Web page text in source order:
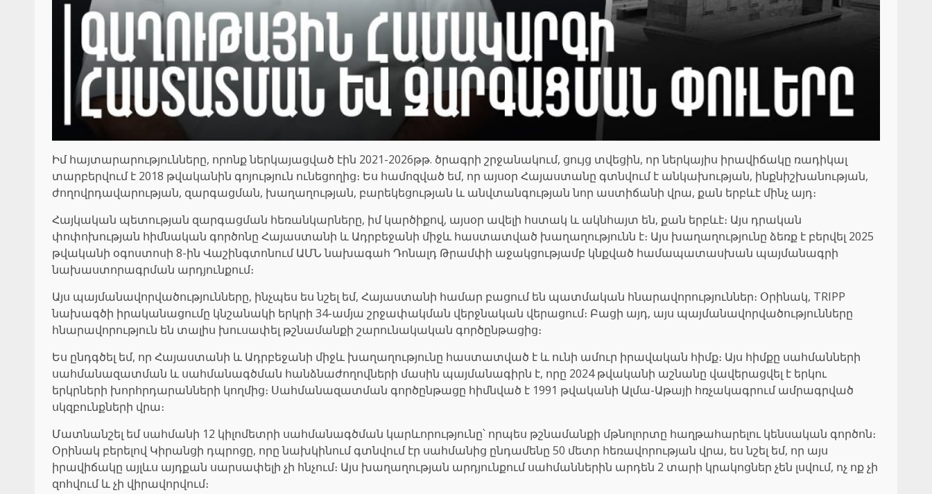
Իմ հայտարարությունները, որոնք ներկայացված էին 2021-2026թթ. ծրագրի շրջանակում, ցույց տվեցին, որ ներկայիս իրավիճակը ռադիկալ
տարբերվում է 2018 թվականին գոյություն ունեցողից։ Ես համոզված եմ, որ այսօր Հայաստանը գտնվում է անկախության, ինքնիշխանության,
ժողովրդավարության, զարգացման, խաղաղության, բարեկեցության և անվտանգության նոր աստիճանի վրա, քան երբևէ մինչ այդ։
Հայկական պետության զարգացման հեռանկարները, իմ կարծիքով, այսօր ավելի հստակ և ակնհայտ են, քան երբևէ։ Այս դրական
փոփոխության հիմնական գործոնը Հայաստանի և Ադրբեջանի միջև հաստատված խաղաղությունն է։ Այս խաղաղությունը ձեռք է բերվել 2025
թվականի օգոստոսի 8-ին Վաշինգտոնում ԱՄՆ նախագահ Դոնալդ Թրամփի աջակցությամբ կնքված համապատասխան պայմանագրի
նախաստորագրման արդյունքում։
Այս պայմանավորվածությունները, ինչպես ես նշել եմ, Հայաստանի համար բացում են պատմական հնարավորություններ։ Օրինակ, TRIPP
նախագծի իրականացումը կնշանակի երկրի 34-ամյա շրջափակման վերջնական վերացում։ Բացի այդ, այս պայմանավորվածությունները
հնարավորություն են տալիս խուսափել թշնամանքի շարունակական գործընթացից։
Ես ընդգծել եմ, որ Հայաստանի և Ադրբեջանի միջև խաղաղությունը հաստատված է և ունի ամուր իրավական հիմք։ Այս հիմքը սահմանների
սահմանազատման և սահմանագծման հանձնաժողովների մասին պայմանագիրն է, որը 2024 թվականի աշնանը վավերացվել է երկու
երկրների խորհրդարանների կողմից։ Սահմանազատման գործընթացը հիմնված է 1991 թվականի Ալմա-Աթայի հռչակագրում ամրագրված
սկզբունքների վրա։
Մատնանշել եմ սահմանի 12 կիլոմետրի սահմանագծման կարևորությունը՝ որպես թշնամանքի մթնոլորտը հաղթահարելու կենսական գործոն։
Օրինակ բերելով Կիրանցի դպրոցը, որը նախկինում գտնվում էր սահմանից ընդամենը 50 մետր հեռավորության վրա, ես նշել եմ, որ այս
իրավիճակը այլևս այդքան սարսափելի չի հնչում։ Այս խաղաղության արդյունքում սահմաններին արդեն 2 տարի կրակոցներ չեն լսվում, ոչ ոք չի
զոհվում և չի վիրավորվում։